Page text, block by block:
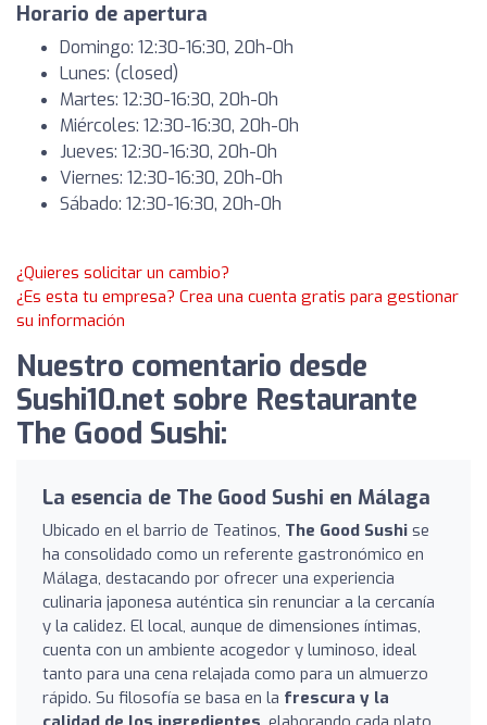
Horario de apertura
Domingo: 12:30-16:30, 20h-0h
Lunes: (closed)
Martes: 12:30-16:30, 20h-0h
Miércoles: 12:30-16:30, 20h-0h
Jueves: 12:30-16:30, 20h-0h
Viernes: 12:30-16:30, 20h-0h
Sábado: 12:30-16:30, 20h-0h
¿Quieres solicitar un cambio?
¿Es esta tu empresa? Crea una cuenta gratis para gestionar
su información
Nuestro comentario desde
Sushi10.net sobre Restaurante
The Good Sushi:
La esencia de The Good Sushi en Málaga
Ubicado en el barrio de Teatinos, The Good Sushi se
ha consolidado como un referente gastronómico en
Málaga, destacando por ofrecer una experiencia
culinaria japonesa auténtica sin renunciar a la cercanía
y la calidez. El local, aunque de dimensiones íntimas,
cuenta con un ambiente acogedor y luminoso, ideal
tanto para una cena relajada como para un almuerzo
rápido. Su filosofía se basa en la frescura y la